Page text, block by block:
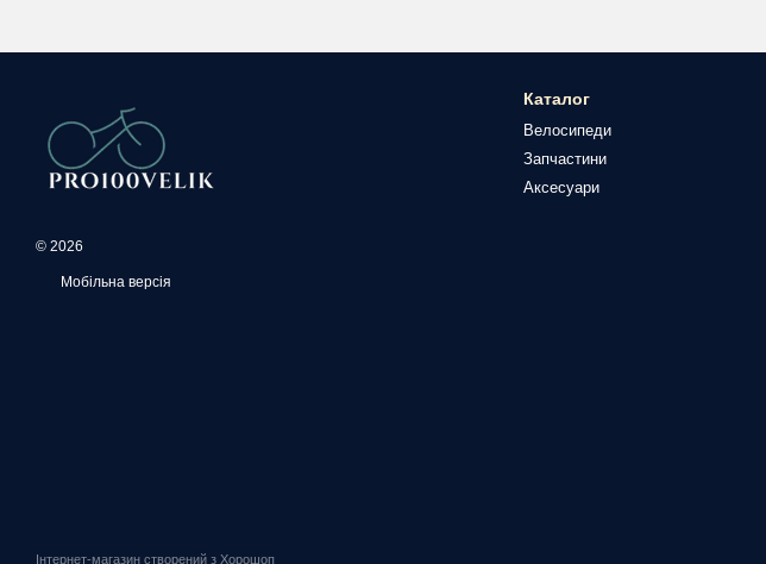
© 2026
Мобільна версія
Інтернет-магазин створений з Хорошоп
Каталог
Велосипеди
Запчастини
Аксесуари